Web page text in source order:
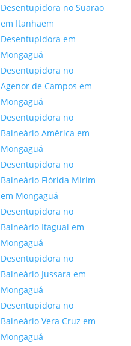
Desentupidora no Suarao
em Itanhaem
Desentupidora em
Mongaguá
Desentupidora no
Agenor de Campos em
Mongaguá
Desentupidora no
Balneário América em
Mongaguá
Desentupidora no
Balneário Flórida Mirim
em Mongaguá
Desentupidora no
Balneário Itaguai em
Mongaguá
Desentupidora no
Balneário Jussara em
Mongaguá
Desentupidora no
Balneário Vera Cruz em
Mongaguá